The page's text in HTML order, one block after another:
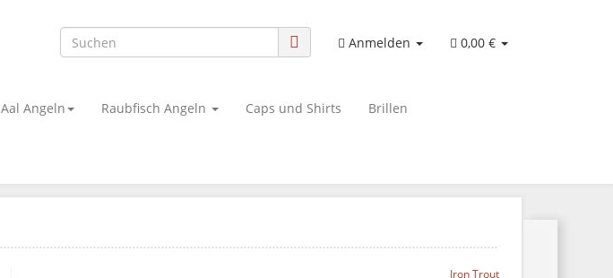
Anmelden 0,00 €
Aal Angeln Raubfisch Angeln Caps und Shirts Brillen
Iron Trout